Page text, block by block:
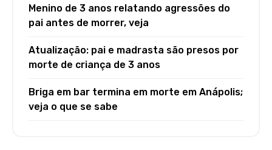
Menino de 3 anos relatando agressões do
pai antes de morrer, veja
Atualização: pai e madrasta são presos por
morte de criança de 3 anos
Briga em bar termina em morte em Anápolis;
veja o que se sabe